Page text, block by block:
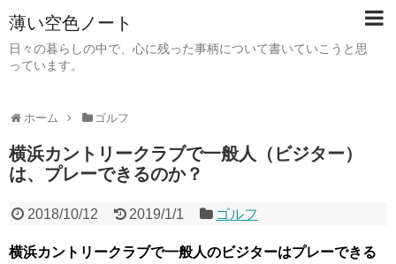
薄い空色ノート
日々の暮らしの中で、心に残った事柄について書いていこうと思
っています。
ホーム ゴルフ
横浜カントリークラブで一般人（ビジター）
は、プレーできるのか？
2018/10/12 2019/1/1 ゴルフ
横浜カントリークラブで一般人のビジターはプレーできる